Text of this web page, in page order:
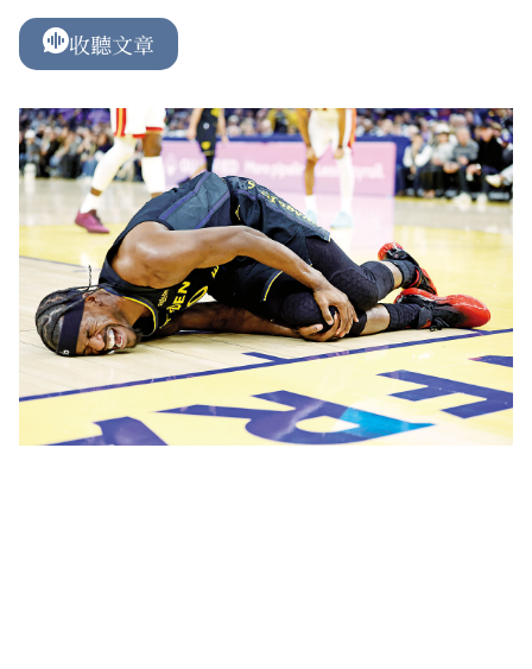
收聽文章